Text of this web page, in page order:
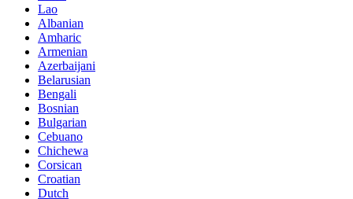
Lao
Albanian
Amharic
Armenian
Azerbaijani
Belarusian
Bengali
Bosnian
Bulgarian
Cebuano
Chichewa
Corsican
Croatian
Dutch